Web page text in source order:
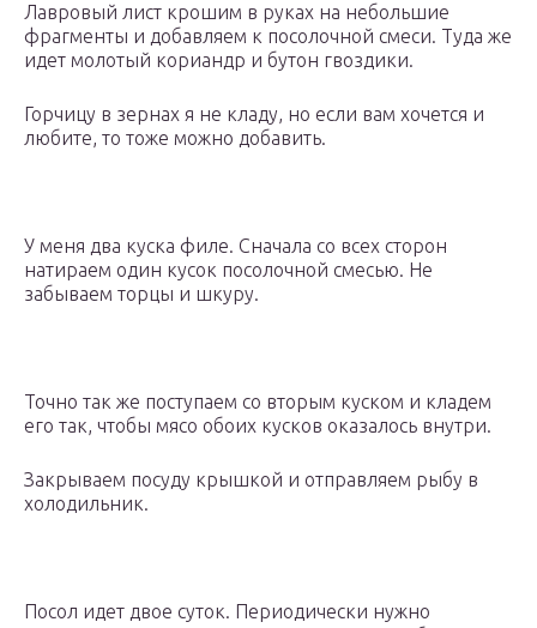
Лавровый лист крошим в руках на небольшие
фрагменты и добавляем к посолочной смеси. Туда же
идет молотый кориандр и бутон гвоздики.
Горчицу в зернах я не кладу, но если вам хочется и
любите, то тоже можно добавить.
У меня два куска филе. Сначала со всех сторон
натираем один кусок посолочной смесью. Не
забываем торцы и шкуру.
Точно так же поступаем со вторым куском и кладем
его так, чтобы мясо обоих кусков оказалось внутри.
Закрываем посуду крышкой и отправляем рыбу в
холодильник.
Посол идет двое суток. Периодически нужно